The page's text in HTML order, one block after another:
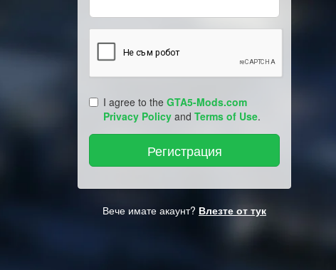
I agree to the GTA5-Mods.com
Privacy Policy and Terms of Use.
Вече имате акаунт? Влезте от тук